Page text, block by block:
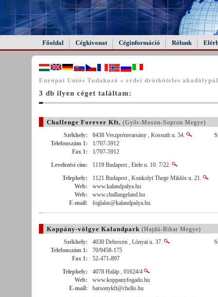
FAIL (the browser should render some flash content, not
this).
Főoldal Cégkivonat Céginformáció Rólunk
Európai Uniós Tudakozó « erdei drótköteles
3 db ilyen céget találtam:
Challenge Forever Kft. (Győr-Moson-Sopron Megye)
Székhely:
8438 Veszprémvarsány , Kossuth u. 54.
Telefonszám 1:
1/707-5912
Fax 1:
1/707-5912
Levelezési cím:
1119 Budapest , Etele u. 10. 7/22.
Telephely:
1121 Budapest , Konkolyi Thege Miklós u. 21.
Web:
www.kalandpalya.hu
Web:
www.challangeland.hu
E-mail:
foglalas@kalandpalya.hu
Koppány-völgye Kalandpark (Hajdú-Bihar Megye)
Székhely:
4030 Debrecen , Lónyai u. 37.
Telefonszám 1:
70/9458-175
Fax 1:
52-471-897
Telephely:
4078 Haláp , 01624/4
Web:
www.koppanyfogado.hu
E-mail:
barsonykft@chello.hu